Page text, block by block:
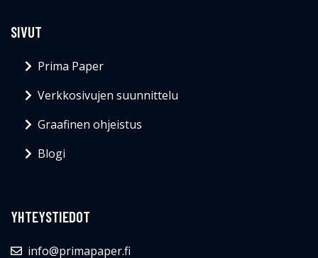
SIVUT
Prima Paper
Verkkosivujen suunnittelu
Graafinen ohjeistus
Blogi
YHTEYSTIEDOT
info@primapaper.fi